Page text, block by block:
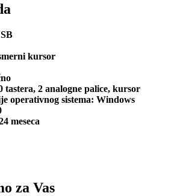
kursor
tastera, 2 analogne palice, kursor
operativnog sistema: Windows
meseca
za Vas